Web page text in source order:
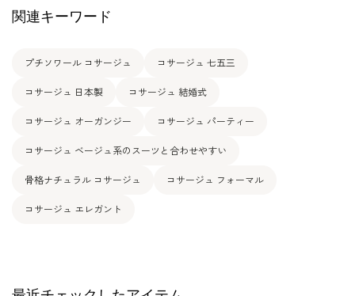
関連キーワード
プチソワール コサージュ コサージュ 七五三
コサージュ 日本製 コサージュ 結婚式
コサージュ オーガンジー コサージュ パーティー
コサージュ ベージュ系のスーツと合わせやすい
骨格ナチュラル コサージュ コサージュ フォーマル
コサージュ エレガント